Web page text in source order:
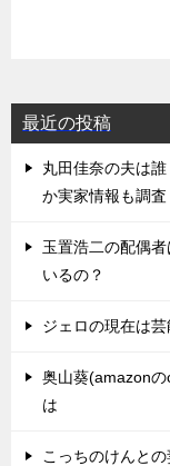
最近の投稿
丸田佳奈の夫は
か実家情報も調査
玉置浩二の配偶
いるの？
ジェロの現在は
奥山葵(amazon
は
こっちのけんと